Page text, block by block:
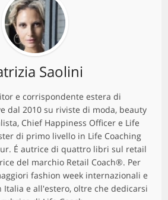
Saolini
e corrispondente estera di
dal 2010 su riviste di moda, beauty
Chief Happiness Officer e Life
di primo livello in Life Coaching
É autrice di quattro libri sul retail
del marchio Retail Coach®. Per
fashion week internazionali e
e all'estero, oltre che dedicarsi